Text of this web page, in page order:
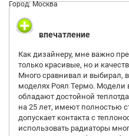
Город: Москва
впечатление
Как дизайнеру, мне важно
только красивые, но и
Много сравнивал и выбирал,
моделях Роял Термо. Модели
обладают достойной
на 25 лет, имеют полностью
допускает контакта с
использовать радиаторы